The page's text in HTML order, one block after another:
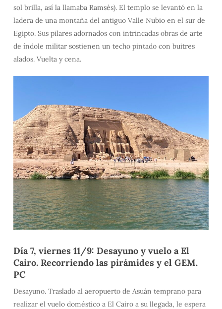
sol brilla, así la llamaba Ramsés). El templo se levantó en la
ladera de una montaña del antiguo Valle Nubio en el sur de
Egipto. Sus pilares adornados con intrincadas obras de arte
de índole militar sostienen un techo pintado con buitres
alados. Vuelta y cena.
Día 7, viernes 11/9: Desayuno y vuelo a El
Cairo. Recorriendo las pirámides y el GEM.
PC
Desayuno. Traslado al aeropuerto de Asuán temprano para
realizar el vuelo doméstico a El Cairo a su llegada, le espera